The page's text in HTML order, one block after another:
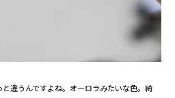
違うんですよね。オーロラみたいな色。綺